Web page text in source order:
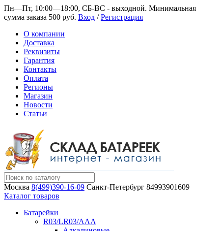
Пн—Пт, 10:00—18:00, СБ-ВС - выходной. Минимальная
сумма заказа 500 руб. Вход /Регистрация
О компании
Доставка
Реквизиты
Гарантия
Контакты
Оплата
Регионы
Магазин
Новости
Статьи
Москва 8(499)390-16-09 Санкт-Петербург 84993901609
Каталог товаров
Батарейки
R03/LR03/AAA